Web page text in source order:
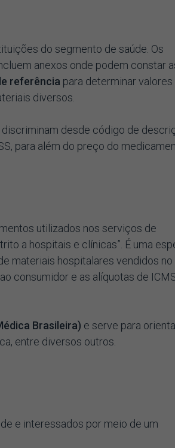
do segmento de saúde. Os
anexos onde podem constar
referência para determinar valores
diversos.
desde código de
para além do preço do
utilizados nos serviços de
a hospitais e clínicas”. É uma
materiais hospitalares vendidos no
consumidor e as alíquotas de
Brasileira) e serve para
entre diversos outros.
e interessados por meio de um